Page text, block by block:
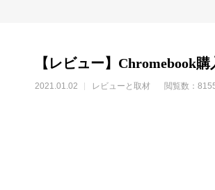
【レビュー】Chromebook
2021.01.02 レビューと取材 閲覧数：